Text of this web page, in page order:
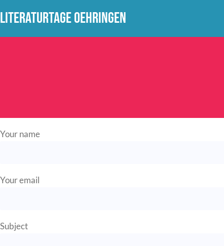
to
content
LITERATURTAGE OEHRINGEN
Your name
Your email
Subject